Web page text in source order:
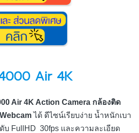
Air 4K
Air 4K Action Camera กล้องติด
ได้ ดีไซน์เรียบง่าย น้ำหนักเบา
บ FullHD 30fps และความละเอียด